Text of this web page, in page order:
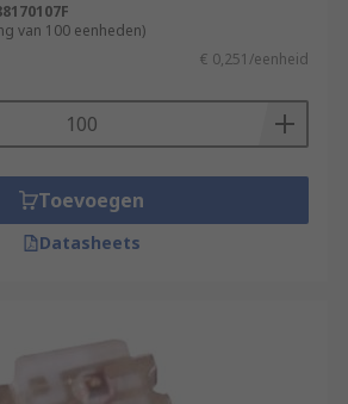
van 100 eenheden)
€ 0,251/eenheid
Toevoegen
Datasheets